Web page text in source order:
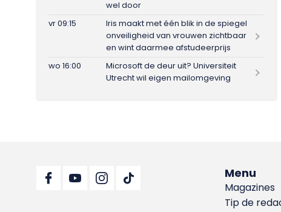
wel door
vr 09:15
Iris maakt met één blik in de spiegel
onveiligheid van vrouwen zichtbaar
en wint daarmee afstudeerprijs
wo 16:00
Microsoft de deur uit? Universiteit
Utrecht wil eigen mailomgeving
Menu
Magazines
Tip de